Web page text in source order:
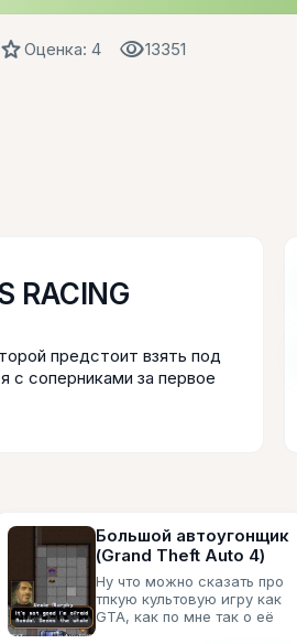
starОценка: 4 visibility13351
RACING
предстоит взять под
с соперниками за первое
Большой автоугонщик
(Grand Theft Auto 4)
Ну что можно сказать про
тпкую культовую игру как
GTA, как по мне так о её